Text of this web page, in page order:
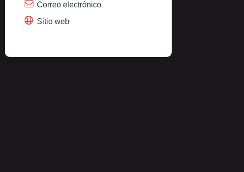
Correo electrónico
Sitio web